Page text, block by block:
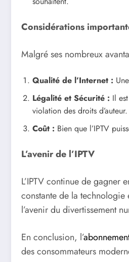
Considérations
Malgré ses nombreux
Qualité de l’Internet :
Légalité et Sécurité : Il
violation des droits d’auteur.
Coût : Bien que l’IPTV
L’avenir de l’IPTV
L’IPTV continue de gagner
constante de la technologie
l’avenir du divertissement
En conclusion, l’
des consommateurs